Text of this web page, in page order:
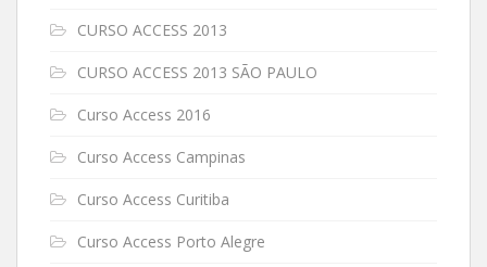
CURSO ACCESS 2013
CURSO ACCESS 2013 SÃO PAULO
Curso Access 2016
Curso Access Campinas
Curso Access Curitiba
Curso Access Porto Alegre